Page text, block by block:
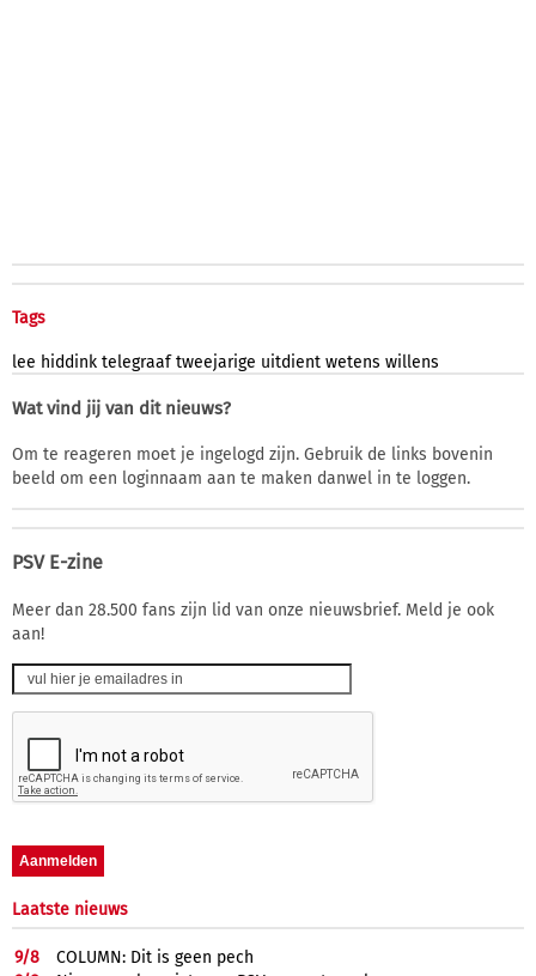
Tags
lee hiddink telegraaf tweejarige uitdient wetens willens
Wat vind jij van dit nieuws?
Om te reageren moet je ingelogd zijn. Gebruik de links bovenin
beeld om een loginnaam aan te maken danwel in te loggen.
PSV E-zine
Meer dan 28.500 fans zijn lid van onze nieuwsbrief. Meld je ook
aan!
Laatste nieuws
9/8
COLUMN: Dit is geen pech